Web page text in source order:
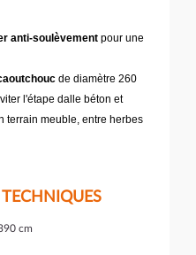
anti-soulèvement pour une
de diamètre 260
l'étape dalle béton et
terrain meuble, entre herbes
cm